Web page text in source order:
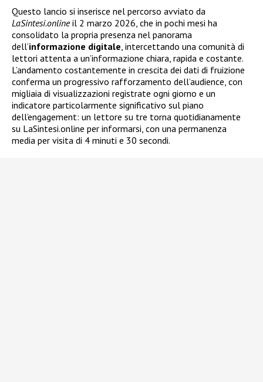
Questo lancio si inserisce nel percorso avviato da
LaSintesi.onlineil 2 marzo 2026, che in pochi mesi ha
consolidato la propria presenza nel panorama
dell’informazione digitale, intercettando una comunità di
lettori attenta a un’informazione chiara, rapida e costante.
L’andamento costantemente in crescita dei dati di fruizione
conferma un progressivo rafforzamento dell’audience, con
migliaia di visualizzazioni registrate ogni giorno e un
indicatore particolarmente significativo sul piano
dell’engagement: un lettore su tre torna quotidianamente
su LaSintesi.online per informarsi, con una permanenza
media per visita di 4 minuti e 30 secondi.